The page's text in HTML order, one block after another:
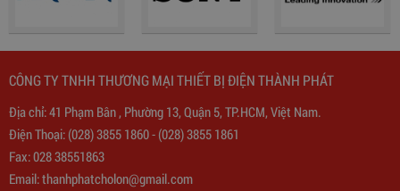
Biến Áp Đổi Nguồn DN020
775,000 đ
CÔNG TY TNHH THƯƠNG MẠI THIẾT BỊ ĐIỆN THÀNH PHÁT
Địa chỉ: 41 Phạm Bân , Phường 13, Quận 5, TP.HCM, Việt Nam.
Điện Thoại: (028) 3855 1860- (028) 3855 1861
Fax: 028 38551863
Email:thanhphatcholon@gmail.com